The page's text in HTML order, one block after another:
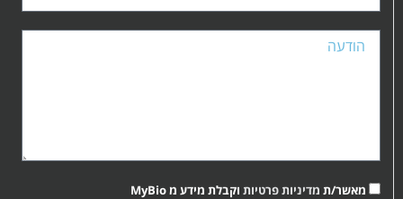
מאשר/ת מדיניות פרטיות וקבלת מידע מ MyBio